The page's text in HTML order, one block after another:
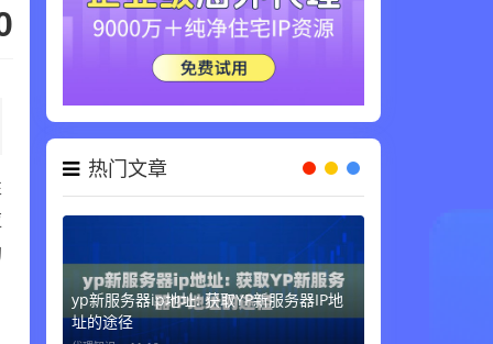
热门文章
yp新服务器ip地址: 获取YP新服务器IP地
址的途径